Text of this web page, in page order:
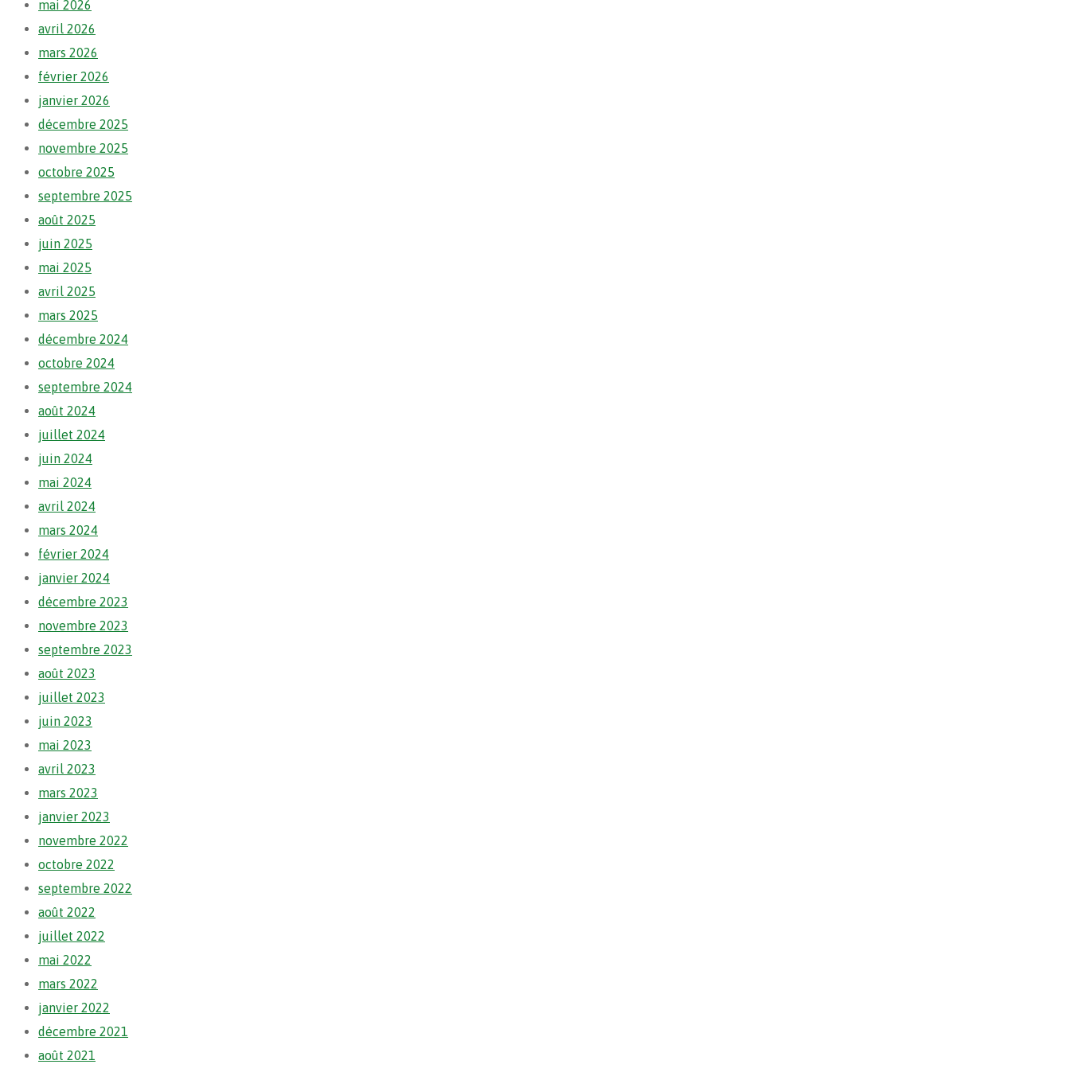
mai 2026
avril 2026
mars 2026
février 2026
janvier 2026
décembre 2025
novembre 2025
octobre 2025
septembre 2025
août 2025
juin 2025
mai 2025
avril 2025
mars 2025
décembre 2024
octobre 2024
septembre 2024
août 2024
juillet 2024
juin 2024
mai 2024
avril 2024
mars 2024
février 2024
janvier 2024
décembre 2023
novembre 2023
septembre 2023
août 2023
juillet 2023
juin 2023
mai 2023
avril 2023
mars 2023
janvier 2023
novembre 2022
octobre 2022
septembre 2022
août 2022
juillet 2022
mai 2022
mars 2022
janvier 2022
décembre 2021
août 2021